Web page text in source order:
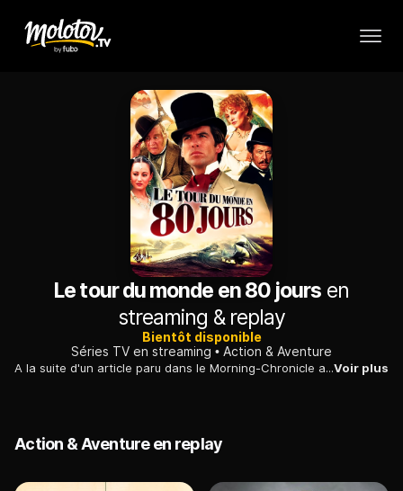
Le tour du monde en 80 jours en
streaming & replay
Bientôt disponible
Séries TV en streaming
Action & Aventure
A la suite d'un article paru dans le Morning-Chronicle affirmant que les nouveaux moyens de transports révolutionnentles voyages, Phileas Fogg, un gentleman anglais, décide d'entreprendre une course autour du monde.Voir plus
Action & Aventure en replay